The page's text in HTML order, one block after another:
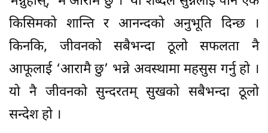
किसिमको शान्ति र आनन्दको अनुभूति दिन्छ ।
किनकि, जीवनको सबैभन्दा ठूलो सफलता नै
आफूलाई ‘आरामै छु’ भन्ने अवस्थामा महसुस गर्नु हो ।
यो नै जीवनको सुन्दरतम् सुखको सबैभन्दा ठूलो
सन्देश हो ।